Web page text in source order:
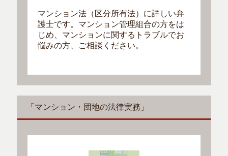
マンション法（区分所有法）に詳しい弁
護士です。マンション管理組合の方をは
じめ、マンションに関するトラブルでお
悩みの方、ご相談ください。
「マンション・団地の法律実務」